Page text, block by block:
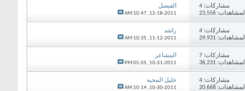
مشاركات:4
المشاهدات: 23,556
الفيصل
12-18-2011,
10:47 AM
مشاركات:4
المشاهدات: 29,931
راشد
11-12-2011,
10:35 AM
مشاركات:7
المشاهدات: 36,231
المشاعر
10-31-2011,
05:05 PM
مشاركات:4
المشاهدات: 20,668
خليل المحبه
10-30-2011,
10:14 AM